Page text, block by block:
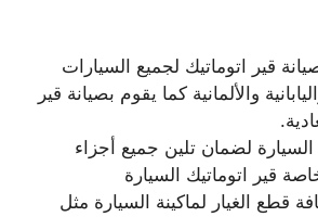
قير اتوماتيك لجميع السيارات
والألمانية كما يقوم بصيانة قير
لضمان تلين جميع أجزاء
قير اتوماتيك السيارة
قطع الغيار لماكينة السيارة مثل